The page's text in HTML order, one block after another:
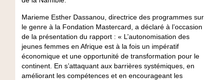
Marieme Esther Dassanou, directrice des programmes sur
le genre à la Fondation Mastercard , a déclaré à l’occasion
de la présentation du rapport : « L’autonomisation des
jeunes femmes en Afrique est à la fois un impératif
économique et une opportunité de transformation pour le
continent. En s’attaquant aux barrières systémiques, en
améliorant les compétences et en encourageant les